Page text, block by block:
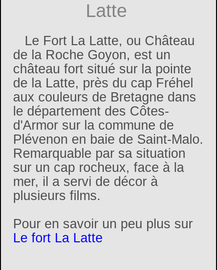
Latte
Le Fort La Latte, ou Château
de la Roche Goyon, est un
château fort situé sur la pointe
de la Latte, près du cap Fréhel
aux couleurs de Bretagne dans
le département des Côtes-
d'Armor sur la commune de
Plévenon en baie de Saint-Malo.
Remarquable par sa situation
sur un cap rocheux, face à la
mer, il a servi de décor à
plusieurs films.
Pour en savoir un peu plus sur
Le fort La Latte